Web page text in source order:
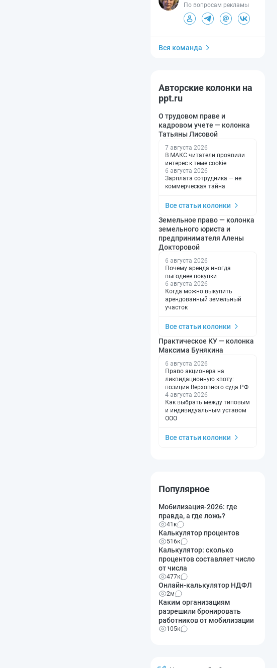
По вопросам рекламы
Вся команда
Авторские колонки на
ppt.ru
О трудовом праве и
кадровом учете — колонка
Татьяны Лисовой
7 августа 2026
В МАКС читатели проявили
интерес к теме cookie
6 августа 2026
Зарплата сотрудника — не
коммерческая тайна
Все статьи колонки
Земельное право — колонка
земельного юриста и
предпринимателя Алены
Докторовой
6 августа 2026
Почему аренда иногда
выгоднее покупки
6 августа 2026
Когда можно выкупить
арендованный земельный
участок
Все статьи колонки
Практическое КУ — колонка
Максима Бунякина
6 августа 2026
Право акционера на
ликвидационную квоту:
позиция Верховного суда РФ
4 августа 2026
Как выбрать между типовым
и индивидуальным уставом
ООО
Все статьи колонки
Популярное
Мобилизация-2026: где
правда, а где ложь?
41к
Калькулятор процентов
516к
Калькулятор: сколько
процентов составляет число
от числа
477к
Онлайн-калькулятор НДФЛ
2м
Каким организациям
разрешили бронировать
работников от мобилизации
105к